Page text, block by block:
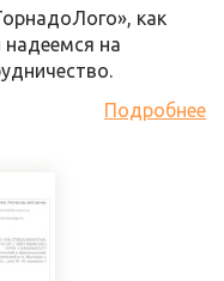
как
на
Подробнее